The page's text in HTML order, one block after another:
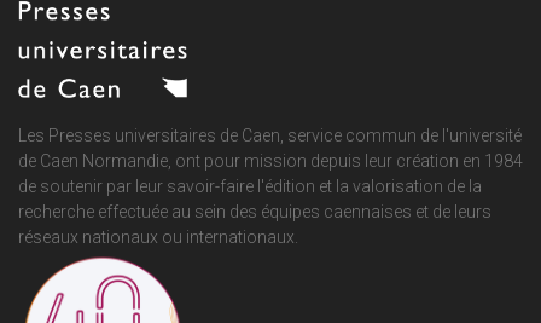
Les Presses universitaires de Caen, service commun de l'université
de Caen Normandie, ont pour mission depuis leur création en 1984
de soutenir par leur savoir-faire l'édition et la valorisation de la
recherche effectuée au sein des équipes caennaises et de leurs
réseaux nationaux ou internationaux.